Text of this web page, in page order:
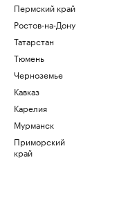
Пермский край
Ростов-на-Дону
Татарстан
Тюмень
Черноземье
Кавказ
Карелия
Мурманск
Приморский
край